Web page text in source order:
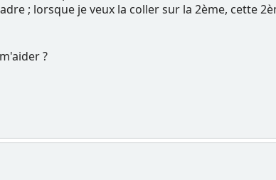
; lorsque je veux la coller sur la 2ème, cette
?